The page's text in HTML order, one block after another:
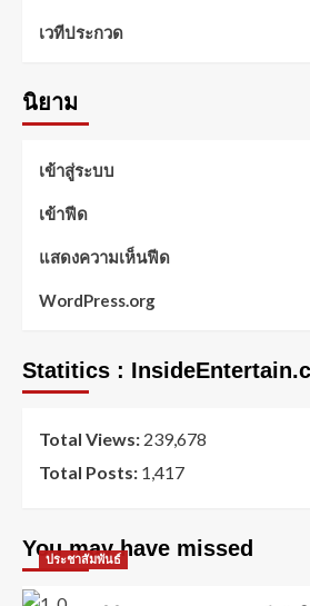
เวทีประกวด
นิยาม
เข้าสู่ระบบ
เข้าฟีด
แสดงความเห็นฟีด
WordPress.org
Statitics :
Total Views: 239,678
Total Posts: 1,417
You may have missed
ประชาสัมพันธ์